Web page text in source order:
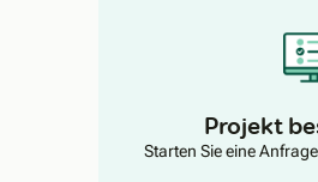
Projekt
Starten Sie eine